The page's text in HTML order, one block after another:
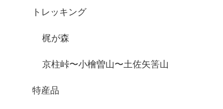
トレッキング
梶が森
京柱峠〜小檜曽山〜土佐矢筈山
特産品